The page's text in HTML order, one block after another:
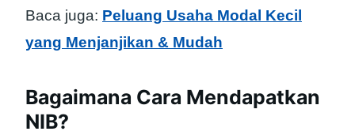
Baca juga: Peluang Usaha Modal Kecil
yang Menjanjikan & Mudah
Bagaimana Cara Mendapatkan
NIB?